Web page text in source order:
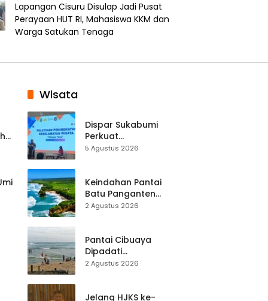
Lapangan Cisuru Disulap Jadi Pusat
Perayaan HUT RI, Mahasiswa KKM dan
Warga Satukan Tenaga
Wisata
Dispar Sukabumi
Perkuat
Keselamatan
Mitigasi hingga
Teknik Evakuasi
5 Agustus 2026
Keindahan Pantai
Batu Panganten
Mulai Dilirik
2 Agustus 2026
Pantai Cibuaya
Dipadati
Wisatawan,
Waspada
2 Agustus 2026
Jelang HJKS ke-